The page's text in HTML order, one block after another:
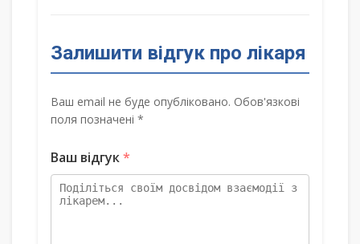
Залишити відгук про лікаря
Ваш email не буде опубліковано. Обов'язкові
поля позначені *
Ваш відгук*